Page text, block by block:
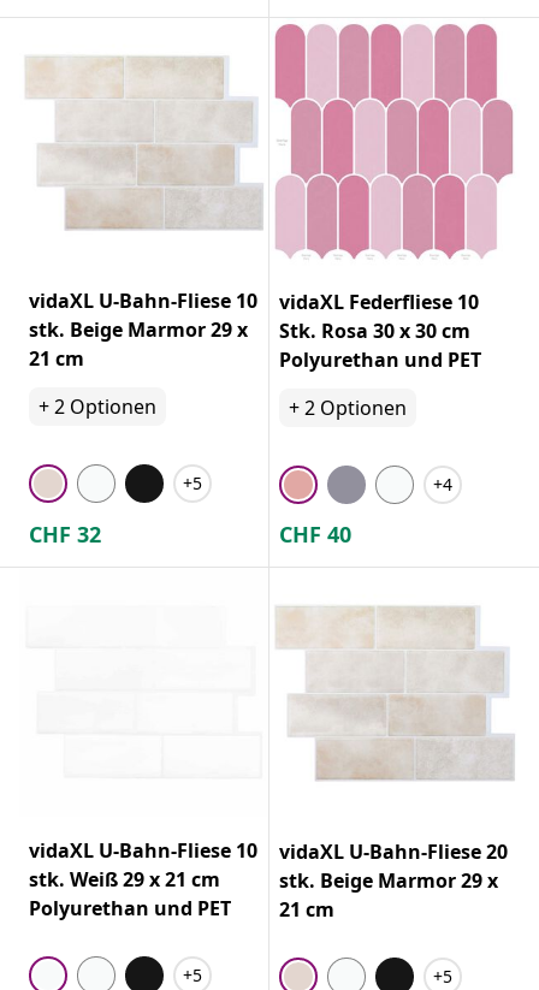
vidaXL U-Bahn-Fliese 10
stk. Beige Marmor 29 x
21 cm
+2 Optionen
+5
CHF 32
vidaXL Federfliese 10
Stk. Rosa 30 x 30 cm
Polyurethan und PET
+2 Optionen
+4
CHF 40
vidaXL U-Bahn-Fliese 10
stk. Weiß 29 x 21 cm
Polyurethan und PET
+5
vidaXL U-Bahn-Fliese 20
stk. Beige Marmor 29 x
21 cm
+5